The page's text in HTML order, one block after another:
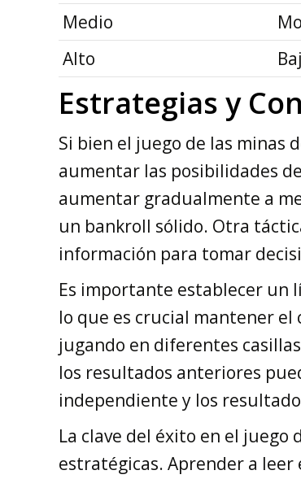
Medio
Alto
Estrategias y
Si bien el juego de las minas
aumentar las posibilidades
aumentar gradualmente a
un bankroll sólido. Otra
información para tomar
Es importante establecer un
lo que es crucial mantener
jugando en diferentes
los resultados anteriores
independiente y los
La clave del éxito en el
estratégicas. Aprender a